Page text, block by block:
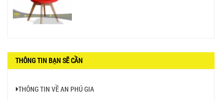
THÔNG TIN BẠN SẼ CẦN
THÔNG TIN VỀ AN PHÚ GIA